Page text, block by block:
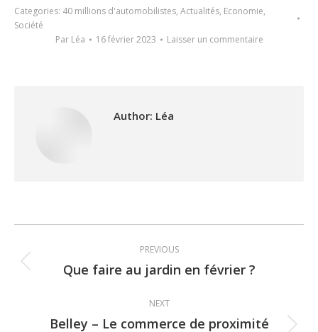
Categories: 40 millions d'automobilistes, Actualités, Economie,
Société
Par Léa 16 février 2023 Laisser un commentaire
Author: Léa
navigation
PREVIOUS
Previous
Que faire au jardin en février ?
NEXT
Belley – Le commerce de proximité